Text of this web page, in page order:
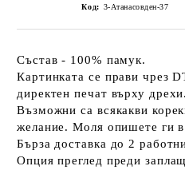
Код: 3-Атанасовден-37
Състав - 100% памук.
Картинката се прави чрез
директен печат върху дрехи.
Възможни са всякакви
желание. Моля опишете ги
Бърза доставка до 2
Опция преглед преди